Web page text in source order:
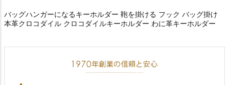
バッグハンガーになるキーホルダー 鞄を掛ける フック バッグ掛け
本革クロコダイル クロコダイルキーホルダー わに革キーホルダー